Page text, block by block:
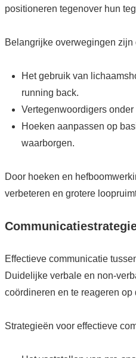
positioneren tegenover hun
Belangrijke overwegingen zijn
Het gebruik van
running back.
Vertegenwoordigers
Hoeken aanpassen op
waarborgen.
Door hoeken en
verbeteren en grotere
Effectieve communicatie
Duidelijke verbale en non-
coördineren en te reageren
Strategieën voor effectieve